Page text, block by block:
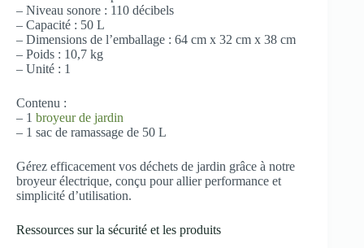
– Niveau sonore : 110 décibels
– Capacité : 50 L
– Dimensions de l’emballage : 64 cm x 32 cm x 38 cm
– Poids : 10,7 kg
– Unité : 1
Contenu :
– 1 broyeur de jardin
– 1 sac de ramassage de 50 L
Gérez efficacement vos déchets de jardin grâce à notre
broyeur électrique, conçu pour allier performance et
simplicité d’utilisation.
Ressources sur la sécurité et les produits